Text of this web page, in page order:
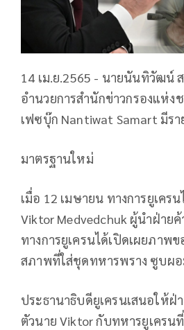
14 เม.ย.2565 - นายนันทิวัฒน์
อำนวยการสำนักข่าวกรองแห่ง
เฟซบุ๊ก Nantiwat Samart มีรา
มาตรฐานใหม่
เมื่อ 12 เมษายน ทางการยูเคร
Viktor Medvedchuk ผู้นำฝ่าย
ทางการยูเครนได้เปิดเผยภาพ
สภาพที่ใส่ชุดทหารพราง ซูบผ
ประธานาธิบดียูเครนเสนอให้ฝ่
ตัวนาย Viktor กับทหารยูเครน